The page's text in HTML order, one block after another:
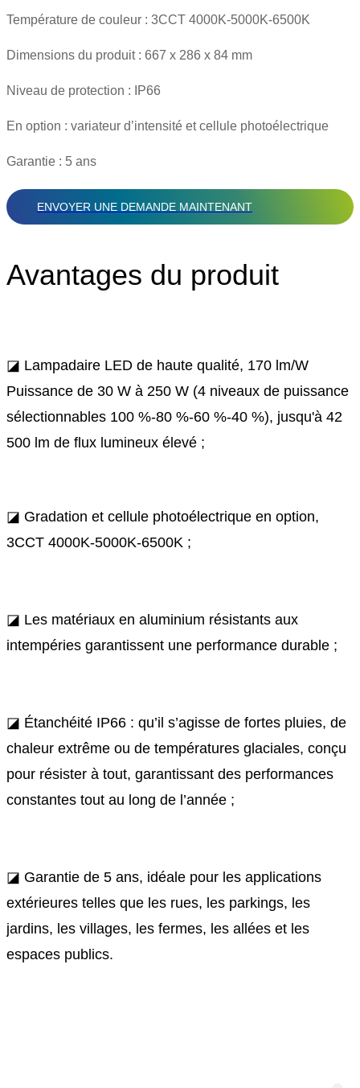
Température de couleur : 3CCT 4000K-5000K-6500K
Dimensions du produit : 667 x 286 x 84 mm
Niveau de protection : IP66
En option : variateur d’intensité et cellule photoélectrique
Garantie : 5 ans
ENVOYER UNE DEMANDE MAINTENANT
Avantages du produit
◪ Lampadaire LED de haute qualité, 170 lm/W
Puissance de 30 W à 250 W (4 niveaux de puissance
sélectionnables 100 %-80 %-60 %-40 %), jusqu'à 42
500 lm de flux lumineux élevé ;
◪ Gradation et cellule photoélectrique en option,
3CCT 4000K-5000K-6500K ;
◪ Les matériaux en aluminium résistants aux
intempéries garantissent une performance durable ;
◪ Étanchéité IP66 : qu’il s’agisse de fortes pluies, de
chaleur extrême ou de températures glaciales, conçu
pour résister à tout, garantissant des performances
constantes tout au long de l’année ;
◪ Garantie de 5 ans, idéale pour les applications
extérieures telles que les rues, les parkings, les
jardins, les villages, les fermes, les allées et les
espaces publics.